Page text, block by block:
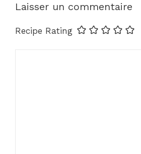
Laisser un commentaire
Recipe Rating